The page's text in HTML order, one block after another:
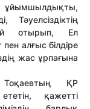
ұйымшылдықты,
Тәуелсіздіктің
отырып, Ел
алғыс білдіре
жас ұрпағына
ҚР
қажетті